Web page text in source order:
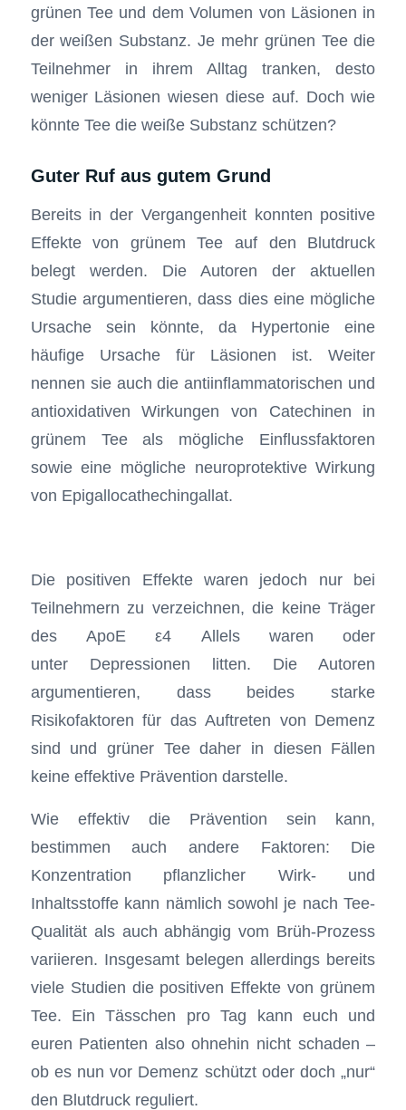
grünen Tee und dem Volumen von Läsionen in
der weißen Substanz. Je mehr grünen Tee die
Teilnehmer in ihrem Alltag tranken, desto
weniger Läsionen wiesen diese auf. Doch wie
könnte Tee die weiße Substanz schützen?
Guter Ruf aus gutem Grund
Bereits in der Vergangenheit konnten positive
Effekte von grünem Tee auf den Blutdruck
belegt werden. Die Autoren der aktuellen
Studie argumentieren, dass dies eine mögliche
Ursache sein könnte, da Hypertonie eine
häufige Ursache für Läsionen ist. Weiter
nennen sie auch die antiinflammatorischen und
antioxidativen Wirkungen von Catechinen in
grünem Tee als mögliche Einflussfaktoren
sowie eine mögliche neuroprotektive Wirkung
von Epigallocathechingallat.
Die positiven Effekte waren jedoch nur bei
Teilnehmern zu verzeichnen, die keine Träger
des ApoE ε4 Allels waren oder
unter Depressionen litten. Die Autoren
argumentieren, dass beides starke
Risikofaktoren für das Auftreten von Demenz
sind und grüner Tee daher in diesen Fällen
keine effektive Prävention darstelle.
Wie effektiv die Prävention sein kann,
bestimmen auch andere Faktoren: Die
Konzentration pflanzlicher Wirk- und
Inhaltsstoffe kann nämlich sowohl je nach Tee-
Qualität als auch abhängig vom Brüh-Prozess
variieren. Insgesamt belegen allerdings bereits
viele Studien die positiven Effekte von grünem
Tee. Ein Tässchen pro Tag kann euch und
euren Patienten also ohnehin nicht schaden –
ob es nun vor Demenz schützt oder doch „nur“
den Blutdruck reguliert.